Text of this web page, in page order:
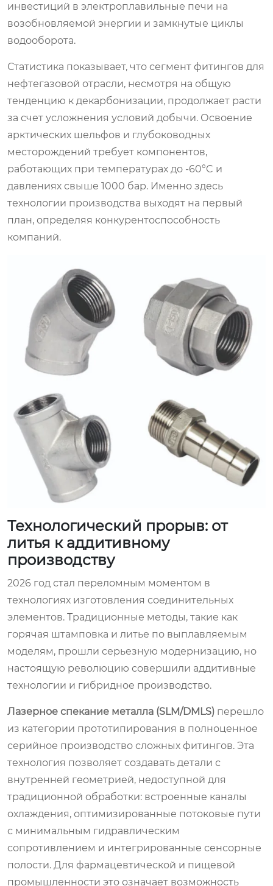
инвестиций в электроплавильные печи на
возобновляемой энергии и замкнутые циклы
водооборота.
Статистика показывает, что сегмент фитингов для
нефтегазовой отрасли, несмотря на общую
тенденцию к декарбонизации, продолжает расти
за счет усложнения условий добычи. Освоение
арктических шельфов и глубоководных
месторождений требует компонентов,
работающих при температурах до -60°C и
давлениях свыше 1000 бар. Именно здесь
технологии производства выходят на первый
план, определяя конкурентоспособность
компаний.
Технологический прорыв: от
литья к аддитивному
производству
2026 год стал переломным моментом в
технологиях изготовления соединительных
элементов. Традиционные методы, такие как
горячая штамповка и литье по выплавляемым
моделям, прошли серьезную модернизацию, но
настоящую революцию совершили аддитивные
технологии и гибридное производство.
Лазерное спекание металла (SLM/DMLS) перешло
из категории прототипирования в полноценное
серийное производство сложных фитингов. Эта
технология позволяет создавать детали с
внутренней геометрией, недоступной для
традиционной обработки: встроенные каналы
охлаждения, оптимизированные потоковые пути
с минимальным гидравлическим
сопротивлением и интегрированные сенсорные
полости. Для фармацевтической и пищевой
промышленности это означает возможность